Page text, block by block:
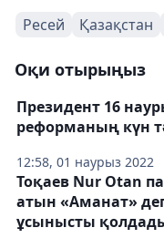
Ресей Қазақстан
Оқи отырыңыз
12:58, 01 наурыз 2022
Президент 16
реформаның күн
Тоқаев Nur Otan
атын «Аманат»
ұсынысты